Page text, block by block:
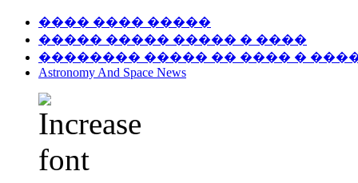
���� ���� �����
����� ����� ����� � ����
�������� ����� �� ���� �
Astronomy And Space News